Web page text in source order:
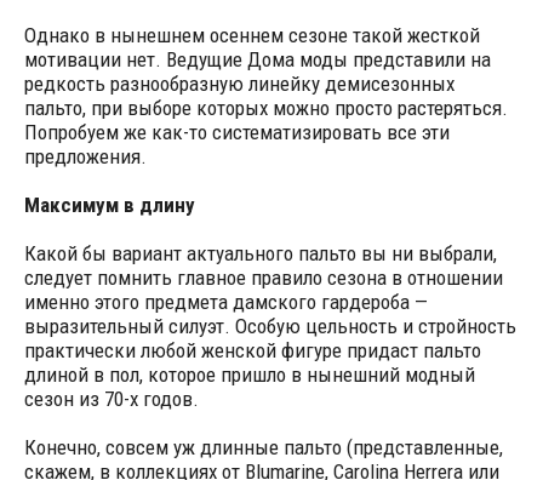
Однако в нынешнем осеннем сезоне такой жесткой
мотивации нет. Ведущие Дома моды представили на
редкость разнообразную линейку демисезонных
пальто, при выборе которых можно просто растеряться.
Попробуем же как-то систематизировать все эти
предложения.
Максимум в длину
Какой бы вариант актуального пальто вы ни выбрали,
следует помнить главное правило сезона в отношении
именно этого предмета дамского гардероба —
выразительный силуэт. Особую цельность и стройность
практически любой женской фигуре придаст пальто
длиной в пол, которое пришло в нынешний модный
сезон из 70-х годов.
Конечно, совсем уж длинные пальто (представленные,
скажем, в коллекциях от Blumarine, Carolina Herrera или